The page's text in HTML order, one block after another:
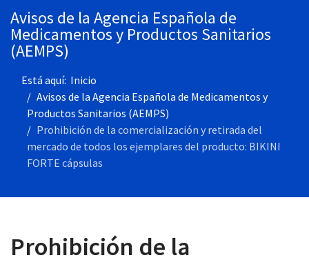
Avisos de la Agencia Española de
Medicamentos y Productos Sanitarios
(AEMPS)
Está aquí: Inicio
Avisos de la Agencia Española de Medicamentos y
Productos Sanitarios (AEMPS)
Prohibición de la comercialización y retirada del
mercado de todos los ejemplares del producto: BIKINI
FORTE cápsulas
Prohibición de la